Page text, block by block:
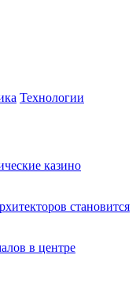
Технологии
казино
становится
в центре